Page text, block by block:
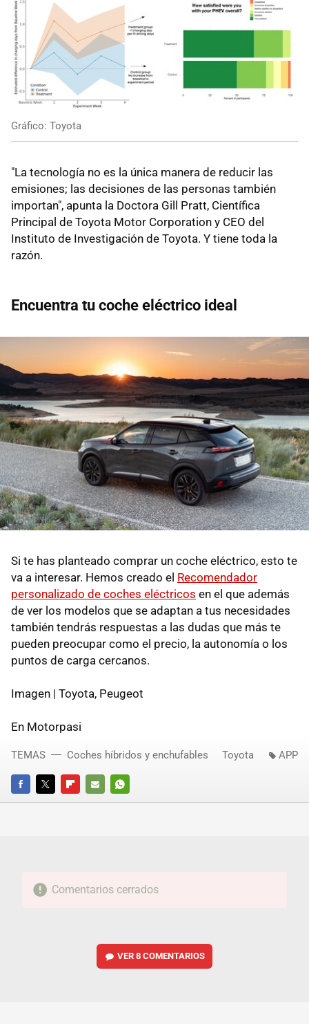
Gráfico: Toyota
"La tecnología no es la única manera de reducir las
emisiones; las decisiones de las personas también
importan", apunta la Doctora Gill Pratt, Científica
Principal de Toyota Motor Corporation y CEO del
Instituto de Investigación de Toyota. Y tiene toda la
razón.
Encuentra tu coche eléctrico ideal
Si te has planteado comprar un coche eléctrico, esto te
va a interesar. Hemos creado el Recomendador
personalizado de coches eléctricos en el que además
de ver los modelos que se adaptan a tus necesidades
también tendrás respuestas a las dudas que más te
pueden preocupar como el precio, la autonomía o los
puntos de carga cercanos.
Imagen | Toyota, Peugeot
En Motorpasi
FACEBOOKTWITTERFLIPBOARD
E-
WHATSAPP
TEMAS Coches híbridos y enchufables Toyota APP
Comentarios cerrados
VER8 COMENTARIOS